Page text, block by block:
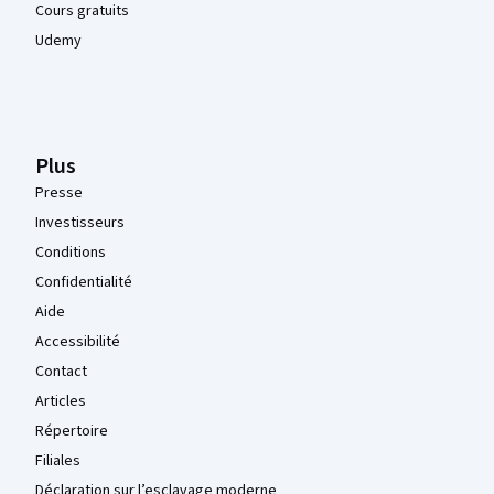
Cours gratuits
Udemy
Plus
Presse
Investisseurs
Conditions
Confidentialité
Aide
Accessibilité
Contact
Articles
Répertoire
Filiales